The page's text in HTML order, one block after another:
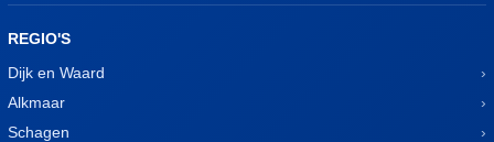
REGIO'S
Dijk en Waard
Alkmaar
Schagen